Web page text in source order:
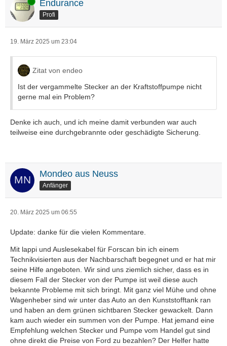
Endurance
Profi
19. März 2025 um 23:04
Zitat von endeo
Ist der vergammelte Stecker an der Kraftstoffpumpe nicht
gerne mal ein Problem?
Denke ich auch, und ich meine damit verbunden war auch
teilweise eine durchgebrannte oder geschädigte Sicherung.
Mondeo aus Neuss
Anfänger
20. März 2025 um 06:55
Update: danke für die vielen Kommentare.
Mit lappi und Auslesekabel für Forscan bin ich einem
Technikvisierten aus der Nachbarschaft begegnet und er hat mir
seine Hilfe angeboten. Wir sind uns ziemlich sicher, dass es in
diesem Fall der Stecker von der Pumpe ist weil diese auch
bekannte Probleme mit sich bringt. Mit ganz viel Mühe und ohne
Wagenheber sind wir unter das Auto an den Kunststofftank ran
und haben an dem grünen sichtbaren Stecker gewackelt. Dann
kam auch wieder ein summen von der Pumpe. Hat jemand eine
Empfehlung welchen Stecker und Pumpe vom Handel gut sind
ohne direkt die Preise von Ford zu bezahlen? Der Helfer hatte